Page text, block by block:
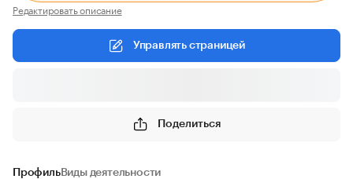
Редактировать описание
Управлять страницей
Поделиться
ПрофильВиды деятельности